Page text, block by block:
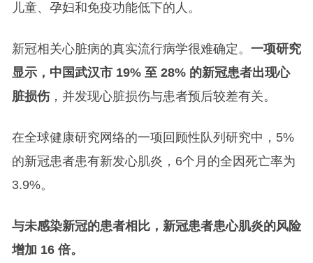
儿童、孕妇和免疫功能低下的人。
新冠相关心脏病的真实流行病学很难确定。 一项研究
显示，中国武汉市 19% 至 28% 的新冠患者出现心
脏损伤，并发现心脏损伤与患者预后较差有关。
在全球健康研究网络的一项回顾性队列研究中，5%
的新冠患者患有新发心肌炎，6个月的全因死亡率为
3.9%。
与未感染新冠的患者相比，新冠患者患心肌炎的风险
增加 16 倍。